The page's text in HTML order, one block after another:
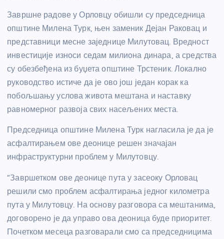
Завршне радове у Орловцу обишли су председница
општине Милена Турк, њен заменик Дејан Раковац и
представници месне заједнице Милутовац. Вредност
инвестиције износи седам милиона динара, а средства
су обезбеђена из буџета општине Трстеник. Локално
руководство истиче да је ово још један корак ка
побољшању услова живота мештана и наставку
равномерног развоја свих насељених места.
Председница општине Милена Турк нагласила је да је
асфалтирањем ове деонице решен значајан
инфраструктурни проблем у Милутовцу.
“Завршетком ове деонице пута у засеоку Орловац
решили смо проблем асфалтирања једног километра
пута у Милутовцу. На основу разговора са мештанима,
договорено је да управо ова деоница буде приоритет.
Почетком месеца разговарали смо са председницима